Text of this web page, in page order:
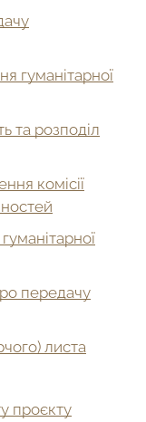
гуманітарної
та розподіл
комісії
передачу
листа
проєкту